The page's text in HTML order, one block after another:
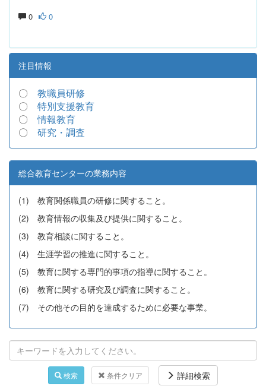
0 0
注目情報
〇 教職員研修
〇 特別支援教育
〇情報教育
〇 研究・調査
総合教育センターの業務内容
(1) 教育関係職員の研修に関すること。
(2) 教育情報の収集及び提供に関すること。
(3) 教育相談に関すること。
(4) 生涯学習の推進に関すること。
(5) 教育に関する専門的事項の指導に関すること。
(6) 教育に関する研究及び調査に関すること。
(7) その他その目的を達成するために必要な事業。
検索 条件クリア 詳細検索